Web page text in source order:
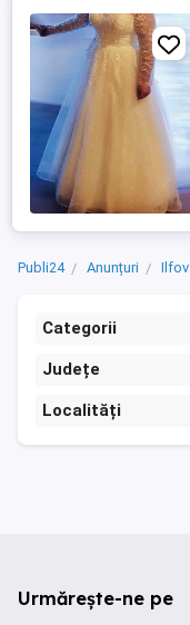
Publi24 Anunțuri Ilfov
Categorii
Județe
Localități
Urmărește-ne pe